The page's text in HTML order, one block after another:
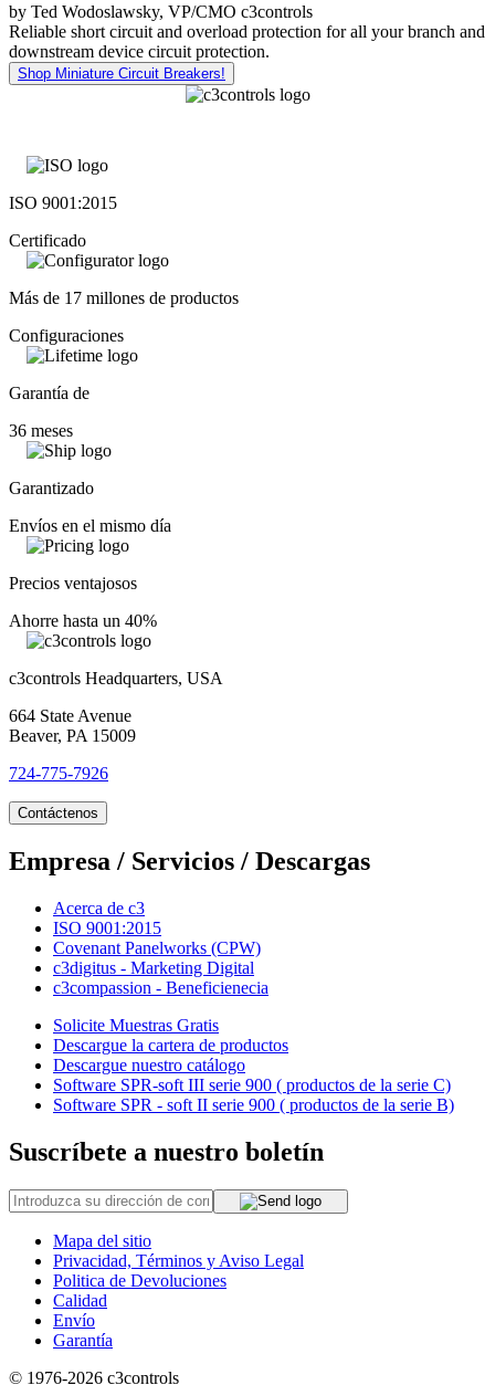
by Ted Wodoslawsky, VP/CMO c3controls
Reliable short circuit and overload protection for all your branch and
downstream device circuit protection.
Shop Miniature Circuit Breakers!
ISO 9001:2015
Certificado
Más de 17 millones de productos
Configuraciones
Garantía de
36 meses
Garantizado
Envíos en el mismo día
Precios ventajosos
Ahorre hasta un 40%
c3controls Headquarters, USA
664 State Avenue
Beaver, PA 15009
724-775-7926
Contáctenos
Empresa / Servicios / Descargas
Acerca de c3
ISO 9001:2015
Covenant Panelworks (CPW)
c3digitus - Marketing Digital
c3compassion - Beneficienecia
Solicite Muestras Gratis
Descargue la cartera de productos
Descargue nuestro catálogo
Software SPR-soft III serie 900 ( productos de la serie C)
Software SPR - soft II serie 900 ( productos de la serie B)
Suscríbete a nuestro boletín
Mapa del sitio
Privacidad, Términos y Aviso Legal
Politica de Devoluciones
Calidad
Envío
Garantía
© 1976-2026 c3controls